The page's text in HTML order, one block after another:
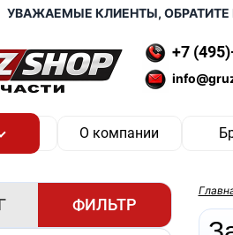
УВАЖАЕМЫЕ КЛИЕНТЫ, ОБРАТИТЕ
+7
О компании
ФИЛЬТР